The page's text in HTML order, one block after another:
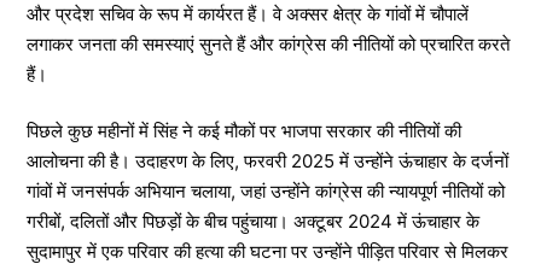
और प्रदेश सचिव के रूप में कार्यरत हैं। वे अक्सर क्षेत्र के गांवों में चौपालें
लगाकर जनता की समस्याएं सुनते हैं और कांग्रेस की नीतियों को प्रचारित करते
हैं।
पिछले कुछ महीनों में सिंह ने कई मौकों पर भाजपा सरकार की नीतियों की
आलोचना की है। उदाहरण के लिए, फरवरी 2025 में उन्होंने ऊंचाहार के दर्जनों
गांवों में जनसंपर्क अभियान चलाया, जहां उन्होंने कांग्रेस की न्यायपूर्ण नीतियों को
गरीबों, दलितों और पिछड़ों के बीच पहुंचाया। अक्टूबर 2024 में ऊंचाहार के
सुदामापुर में एक परिवार की हत्या की घटना पर उन्होंने पीड़ित परिवार से मिलकर